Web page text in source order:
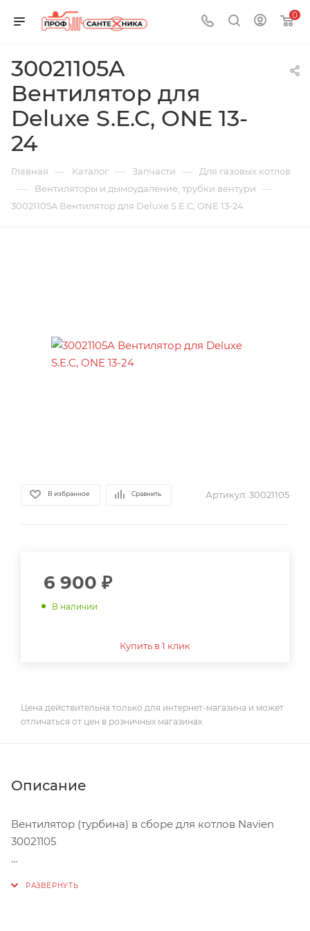
0
30021105A
Вентилятор для
Deluxe S.E.C, ONE 13-
24
Главная — Каталог — Запчасти — Для газовых котлов
— Вентиляторы и дымоудаление, трубки вентури —
30021105A Вентилятор для Deluxe S.E.C, ONE 13-24
В избранное Сравнить Артикул: 30021105
6 900 ₽
В наличии
Купить в 1 клик
Цена действительна только для интернет-магазина и может
отличаться от цен в розничных магазинах
Описание
Вентилятор (турбина) в сборе для котлов Navien
30021105